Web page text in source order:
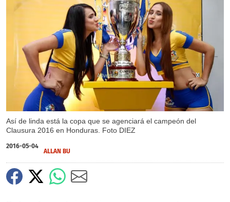
Así de linda está la copa que se agenciará el campeón del
Clausura 2016 en Honduras. Foto DIEZ
X
X
X
X
2016-05-04
ALLAN BU